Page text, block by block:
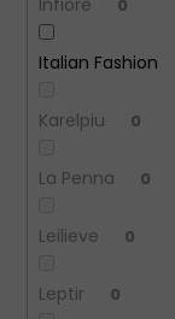
0
Italian Fashion
Karelpiu 0
La Penna 0
Leilieve 0
Leptir 0